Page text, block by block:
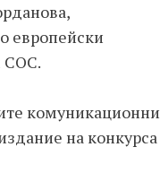
европейски
СОС.
комуникационни
на конкурса